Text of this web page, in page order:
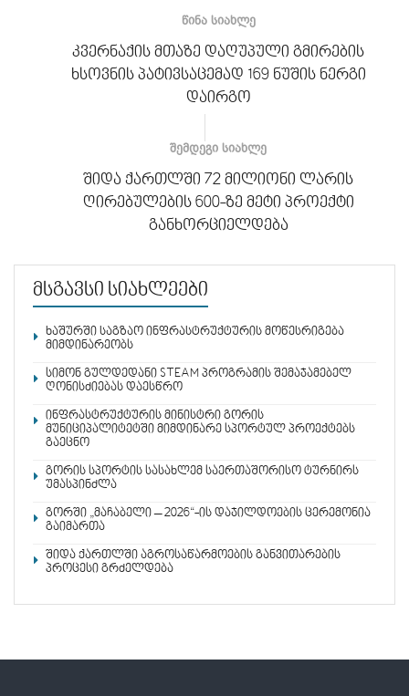
ᲬᲘᲜᲐ ᲡᲘᲐᲮᲚᲔ
კვერნაქის მთაზე დაღუპული გმირების
ხსოვნის პატივსაცემად 169 ნუშის ნერგი
დაირგო
ᲨᲔᲛᲓᲔᲒᲘ ᲡᲘᲐᲮᲚᲔ
შიდა ქართლში 72 მილიონი ლარის
ღირებულების 600-ზე მეტი პროექტი
განხორციელდება
მსგავსი სიახლეები
ხაშურში საგზაო ინფრასტრუქტურის მოწესრიგება
მიმდინარეობს
სიმონ გულდედანი STEAM პროგრამის შემაჯამებელ
ღონისძიებას დაესწრო
ინფრასტრუქტურის მინისტრი გორის
მუნიციპალიტეტში მიმდინარე სპორტულ პროექტებს
გაეცნო
გორის სპორტის სასახლემ საერთაშორისო ტურნირს
უმასპინძლა
გორში „მაჩაბელი – 2026“-ის დაჯილდოების ცერემონია
გაიმართა
შიდა ქართლში აგროსაწარმოების განვითარების
პროცესი გრძელდება